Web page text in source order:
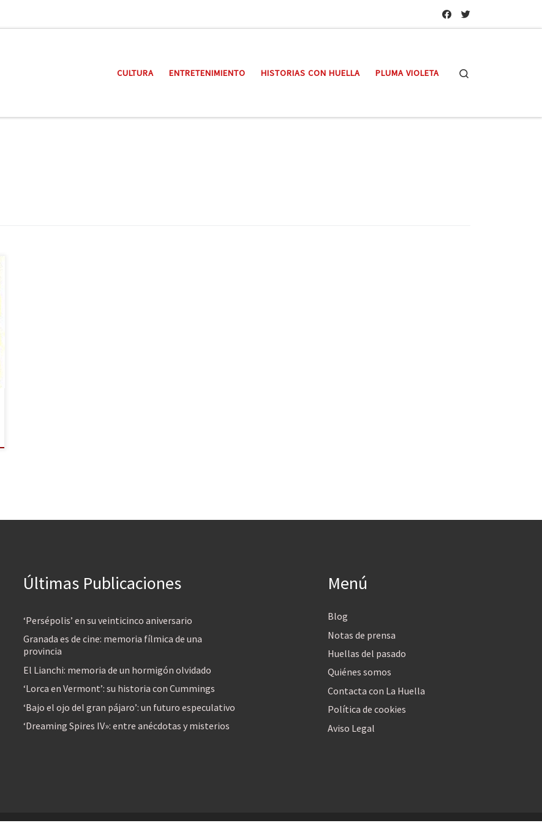
CULTURA ENTRETENIMIENTO HISTORIAS CON HUELLA PLUMA VIOLETA
Últimas Publicaciones
‘Persépolis’ en su veinticinco aniversario
Granada es de cine: memoria fílmica de una
provincia
El Lianchi: memoria de un hormigón olvidado
‘Lorca en Vermont’: su historia con Cummings
‘Bajo el ojo del gran pájaro’: un futuro especulativo
‘Dreaming Spires IV»: entre anécdotas y misterios
Menú
Blog
Notas de prensa
Huellas del pasado
Quiénes somos
Contacta con La Huella
Política de cookies
Aviso Legal